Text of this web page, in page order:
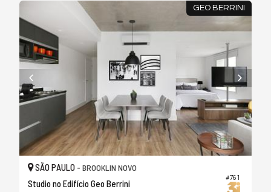
GEO BERRINI
#761
SÃO PAULO - BROOKLIN NOVO
Studio no Edifício Geo Berrini